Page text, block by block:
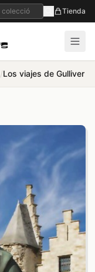
Tienda
/Los viajes de Gulliver